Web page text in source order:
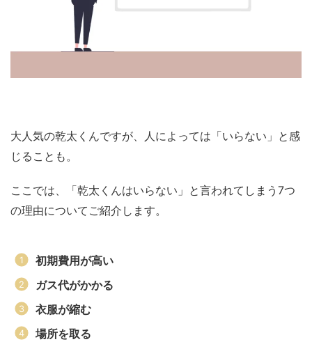
大人気の乾太くんですが、人によっては「いらない」と感
じることも。
ここでは、「乾太くんはいらない」と言われてしまう7つ
の理由についてご紹介します。
初期費用が高い
ガス代がかかる
衣服が縮む
場所を取る